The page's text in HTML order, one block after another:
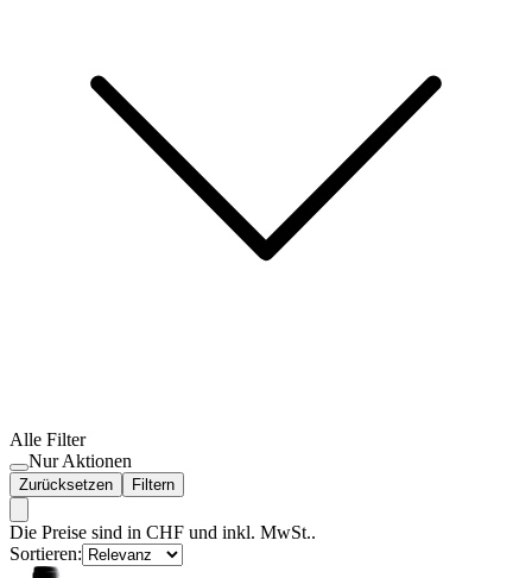
Alle Filter
Nur Aktionen
Zurücksetzen Filtern
Die Preise sind in CHF und inkl. MwSt..
Sortieren: